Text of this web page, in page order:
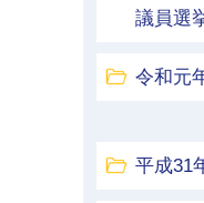
議員選
令和元
平成31